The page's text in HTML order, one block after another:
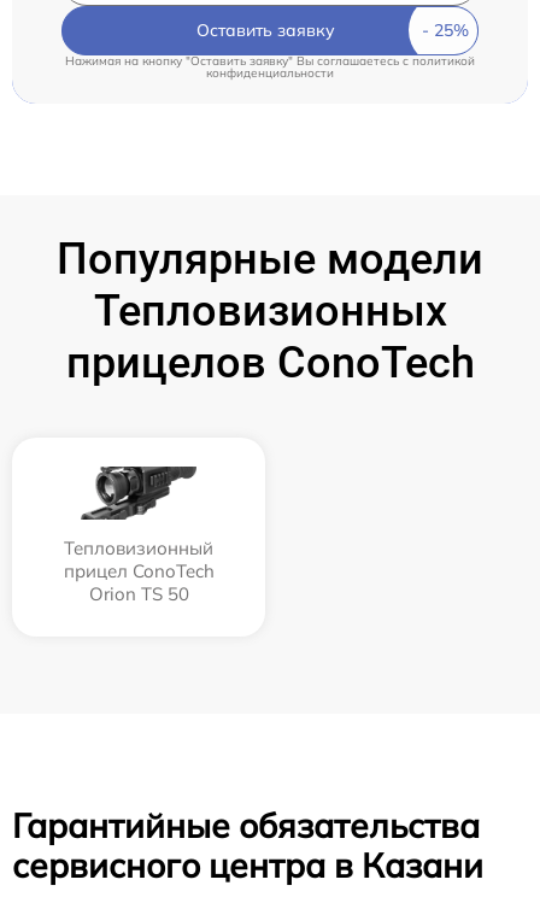
Оставить заявку
Нажимая на кнопку "Оставить заявку" Вы соглашаетесь cполитикой
конфиденциальности
Популярные модели
Тепловизионных
прицелов ConoTech
Тепловизионный
прицел ConoTech
Orion TS 50
Гарантийные обязательства
сервисного центра в Казани